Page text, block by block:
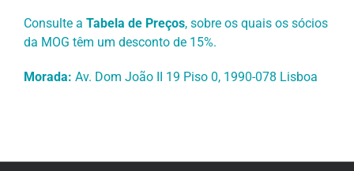
Consulte a Tabela de Preços, sobre os quais os sócios
da MOG têm um desconto de 15%.
Morada: Av. Dom João II 19 Piso 0, 1990-078 Lisboa